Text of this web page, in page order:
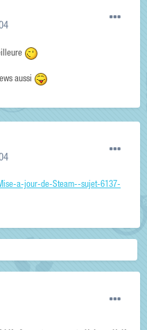
aussi
a-jour-de-Steam--sujet-6137-